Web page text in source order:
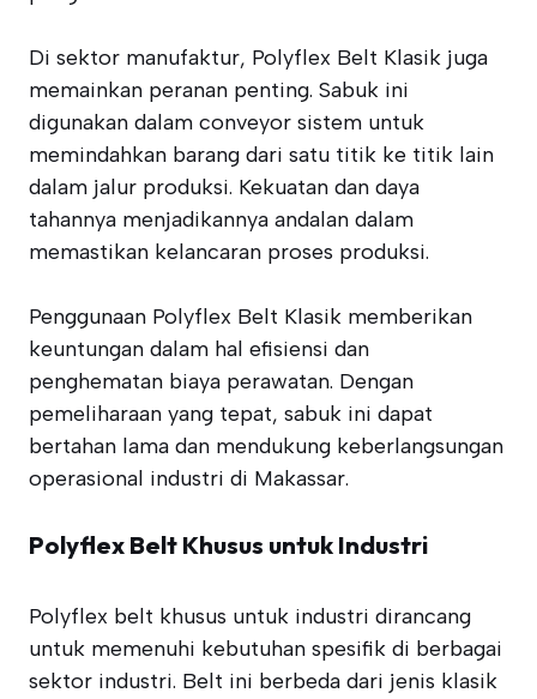
Di sektor manufaktur, Polyflex Belt Klasik juga
memainkan peranan penting. Sabuk ini
digunakan dalam conveyor sistem untuk
memindahkan barang dari satu titik ke titik lain
dalam jalur produksi. Kekuatan dan daya
tahannya menjadikannya andalan dalam
memastikan kelancaran proses produksi.
Penggunaan Polyflex Belt Klasik memberikan
keuntungan dalam hal efisiensi dan
penghematan biaya perawatan. Dengan
pemeliharaan yang tepat, sabuk ini dapat
bertahan lama dan mendukung keberlangsungan
operasional industri di Makassar.
Polyflex Belt Khusus untuk Industri
Polyflex belt khusus untuk industri dirancang
untuk memenuhi kebutuhan spesifik di berbagai
sektor industri. Belt ini berbeda dari jenis klasik